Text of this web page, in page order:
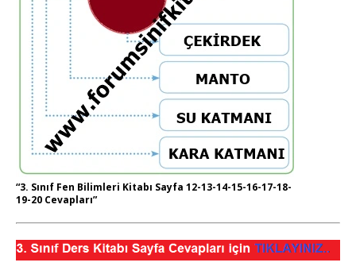
“3. Sınıf Fen Bilimleri Kitabı Sayfa 12-13-14-15-16-17-18-
19-20 Cevapları”